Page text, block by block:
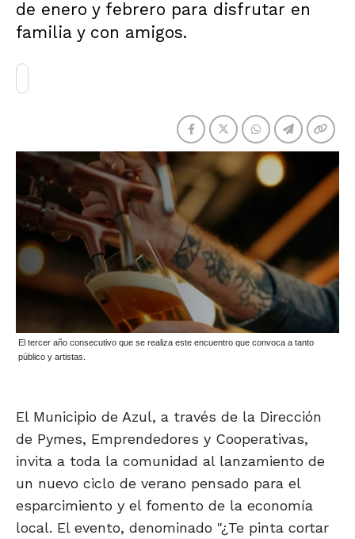
de enero y febrero para disfrutar en
familia y con amigos.
El tercer año consecutivo que se realiza este encuentro que convoca a tanto
público y artistas.
El Municipio de Azul, a través de la Dirección
de Pymes, Emprendedores y Cooperativas,
invita a toda la comunidad al lanzamiento de
un nuevo ciclo de verano pensado para el
esparcimiento y el fomento de la economía
local. El evento, denominado "¿Te pinta cortar